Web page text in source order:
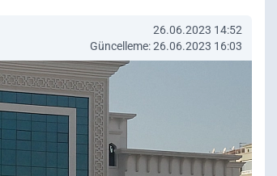
26.06.2023 14:52
Güncelleme: 26.06.2023 16:03